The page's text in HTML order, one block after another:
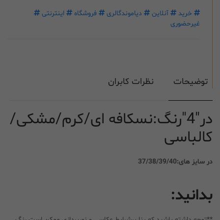
خرید آنلاین دیاموندگالری فروشگاه
اینترنتی
غیرحضوری
توضیحات نظرات کابران
در"4"رنگ:نسکافه ای/کرم/مشکی/
کالباسی
در سایز های:37/38/39/40
بدانید: